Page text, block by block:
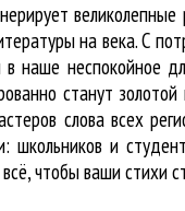
великолепные
на века. С
неспокойное
станут
слова всех
школьников и
чтобы ваши стихи